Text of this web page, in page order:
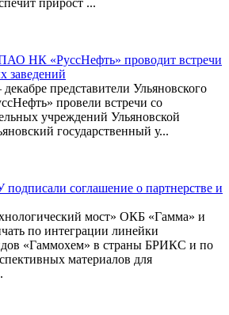
НК «РуссНефть» проводит встречи
заведений
представители Ульяновского
провели встречи со
учреждений Ульяновской
государственный у...
соглашение о партнерстве и
мост» ОКБ «Гамма» и
по интеграции линейки
«Гаммохем» в страны БРИКС и по
материалов для